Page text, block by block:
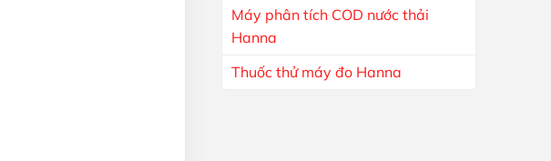
Máy phân tích COD nước thải
Hanna
Thuốc thử máy đo Hanna